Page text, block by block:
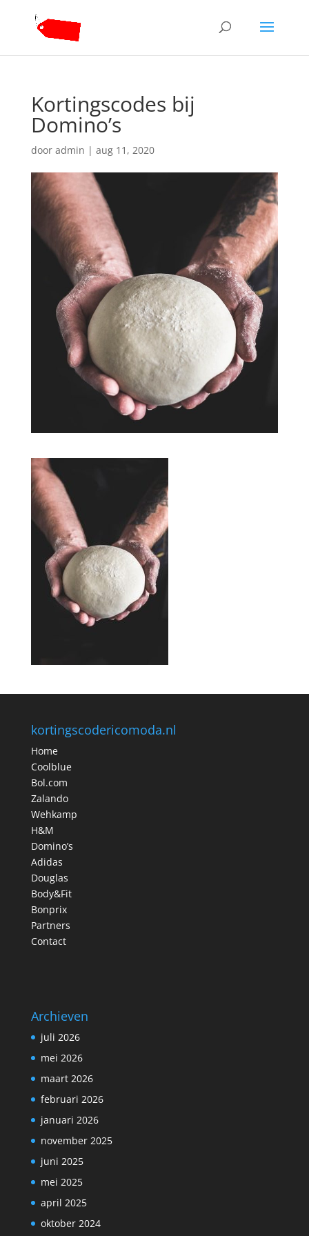
Kortingscodes bij
Domino’s
door admin | aug 11, 2020
kortingscodericomoda.nl
Home
Coolblue
Bol.com
Zalando
Wehkamp
H&M
Domino’s
Adidas
Douglas
Body&Fit
Bonprix
Partners
Contact
Archieven
juli 2026
mei 2026
maart 2026
februari 2026
januari 2026
november 2025
juni 2025
mei 2025
april 2025
oktober 2024